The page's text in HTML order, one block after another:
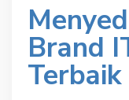
Brand
Terbaik